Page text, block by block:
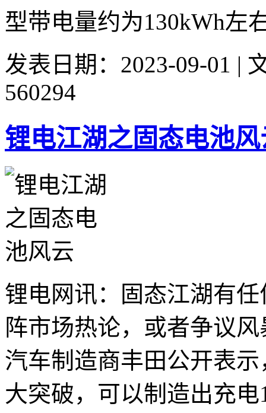
型带电量约为130kWh左
发表日期：2023-09-01 |
560294
锂电江湖之固态电池风
锂电网讯：固态江湖有
阵市场热论，或者争议
汽车制造商丰田公开表
大突破，可以制造出充